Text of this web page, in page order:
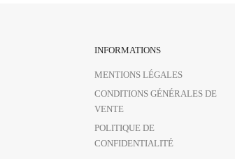
INFORMATIONS
MENTIONS LÉGALES
CONDITIONS GÉNÉRALES DE
VENTE
POLITIQUE DE
CONFIDENTIALITÉ